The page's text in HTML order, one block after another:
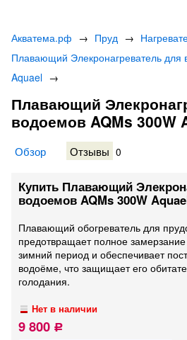
Акватема.рф → Пруд →
Плавающий Элекронагреватель для
Aquael →
Плавающий
водоемов AQMs 300W
Обзор Отзывы 0
Купить Плавающий
водоемов AQMs 300W
Плавающий обогреватель для
предотвращает полное
зимний период и обеспечивает
водоёме, что защищает его
голодания.
Нет в наличии
9 800 Р